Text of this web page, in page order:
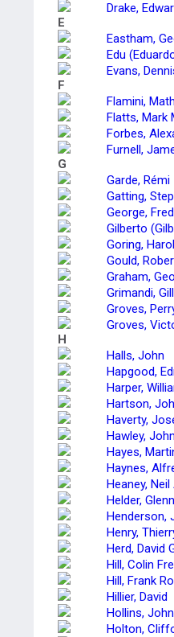
Drake,
E
Eastham,
Edu
Evans,
F
Flamini,
Flatts, Mark
Forbes,
Furnell,
G
Garde, Rémi
Gatting,
George,
Gilberto
Goring,
Gould,
Graham,
Grimandi,
Groves,
Groves,
H
Halls, John
Hapgood,
Harper,
Hartson,
Haverty,
Hawley,
Hayes,
Haynes,
Heaney,
Helder, Glenn
Henderson,
Henry,
Herd, David
Hill, Colin
Hill, Frank
Hillier, David
Hollins,
Holton,